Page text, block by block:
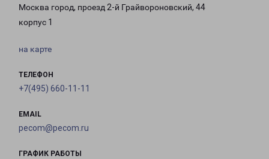
Москва город, проезд 2-й Грайвороновский, 44
корпус 1
на карте
ТЕЛЕФОН
+7(495) 660-11-11
EMAIL
pecom@pecom.ru
ГРАФИК РАБОТЫ